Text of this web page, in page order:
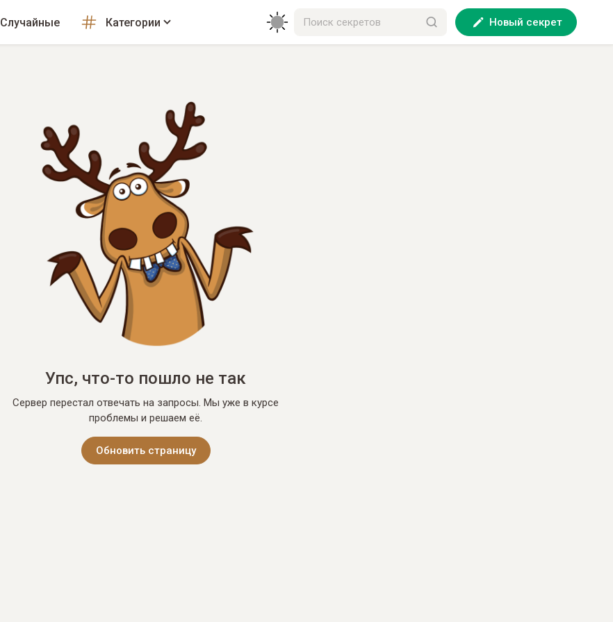
Случайные Категории Новый секрет
Упс, что-то пошло не так
Сервер перестал отвечать на запросы. Мы уже в курсе
проблемы и решаем её.
Обновить страницу